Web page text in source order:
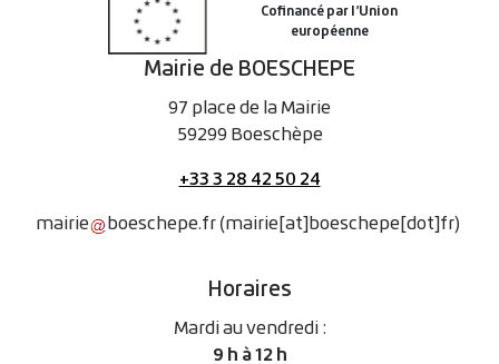
Mairie de BOESCHEPE
97 place de la Mairie
59299 Boeschèpe
+33 3 28 42 50 24
mairie boeschepe.fr(mairie[at]boeschepe[dot]fr)
Horaires
Mardi au vendredi :
9 h à 12 h